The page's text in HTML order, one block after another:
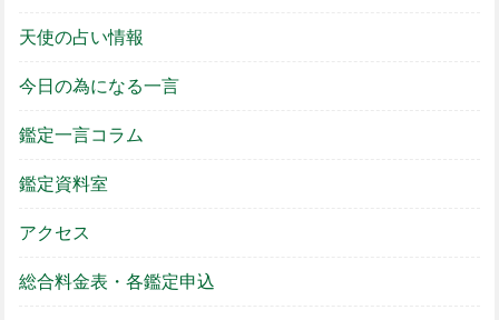
天使の占い情報
今日の為になる一言
鑑定一言コラム
鑑定資料室
アクセス
総合料金表・各鑑定申込